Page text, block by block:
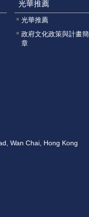
光華推薦
光華推薦
政府文化政策與計畫簡
章
Wan Chai, Hong Kong